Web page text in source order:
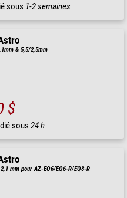
sous 1-2 semaines
& 5,5/2,5mm
$
sous24 h
mm pour AZ-EQ6/EQ6-R/EQ8-R